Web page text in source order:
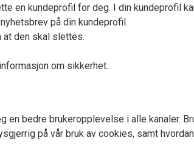
en kundeprofil for deg. I din kundeprofil
på din kundeprofil.
den skal slettes.
om sikkerhet.
bedre brukeropplevelse i alle kanaler.
på vår bruk av cookies, samt